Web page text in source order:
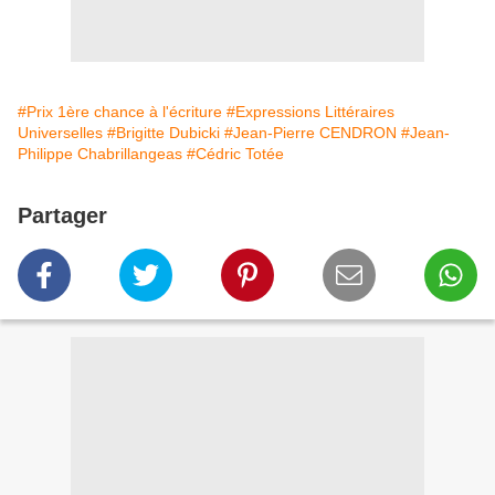
#Prix 1ère chance à l'écriture #Expressions Littéraires
Universelles #Brigitte Dubicki #Jean-Pierre CENDRON #Jean-
Philippe Chabrillangeas #Cédric Totée
Partager